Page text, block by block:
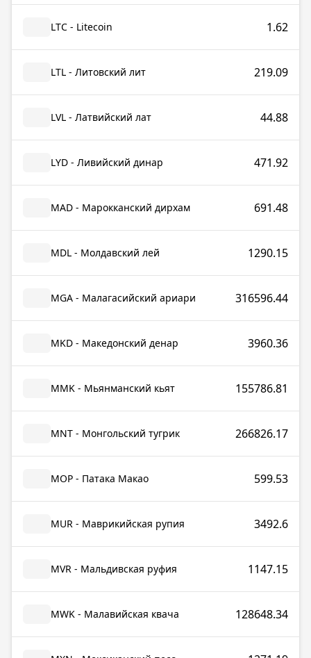
LTC - Litecoin 1.62
LTL - Литовский лит 219.09
LVL - Латвийский лат 44.88
LYD - Ливийский динар 471.92
MAD - Марокканский дирхам 691.48
MDL - Молдавский лей 1290.15
MGA - Малагасийский ариари 316596.44
MKD - Македонский денар 3960.36
MMK - Мьянманский кьят 155786.81
MNT - Монгольский тугрик 266826.17
MOP - Патака Макао 599.53
MUR - Маврикийская рупия 3492.6
MVR - Мальдивская руфия 1147.15
MWK - Малавийская квача 128648.34